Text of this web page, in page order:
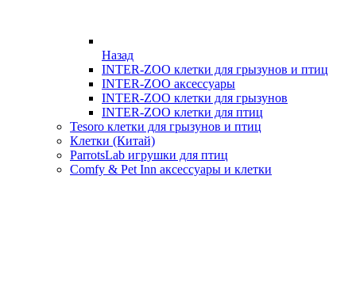
Назад
INTER-ZOO клетки для грызунов и птиц
INTER-ZOO аксессуары
INTER-ZOO клетки для грызунов
INTER-ZOO клетки для птиц
Tesoro клетки для грызунов и птиц
Клетки (Китай)
ParrotsLab игрушки для птиц
Comfy & Pet Inn аксессуары и клетки